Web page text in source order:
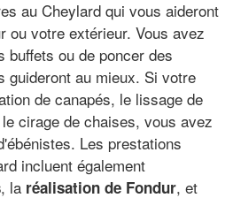
au Cheylard qui vous aideront
ou votre extérieur. Vous avez
buffets ou de poncer des
guideront au mieux. Si votre
de canapés, le lissage de
cirage de chaises, vous avez
Les prestations
incluent également
, la réalisation de Fondur, et